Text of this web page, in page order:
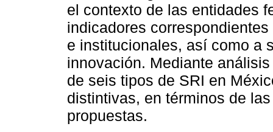
el contexto de las entidades
indicadores
e institucionales, así como a
innovación. Mediante
de seis tipos de SRI en
distintivas, en términos de
propuestas.